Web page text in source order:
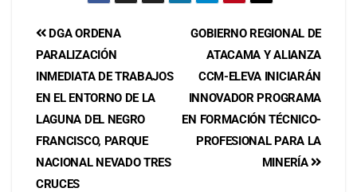
GOBIERNO REGIONAL DE
ATACAMA Y ALIANZA
CCM-ELEVA INICIARÁN
INNOVADOR PROGRAMA
EN FORMACIÓN TÉCNICO-
PROFESIONAL PARA LA
MINERÍA
DGA ORDENA
PARALIZACIÓN
INMEDIATA DE TRABAJOS
EN EL ENTORNO DE LA
LAGUNA DEL NEGRO
FRANCISCO, PARQUE
NACIONAL NEVADO TRES
CRUCES